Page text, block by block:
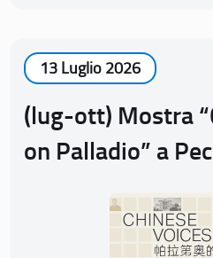
13 Luglio 2026
(lug-ott) Mostra
on Palladio” a